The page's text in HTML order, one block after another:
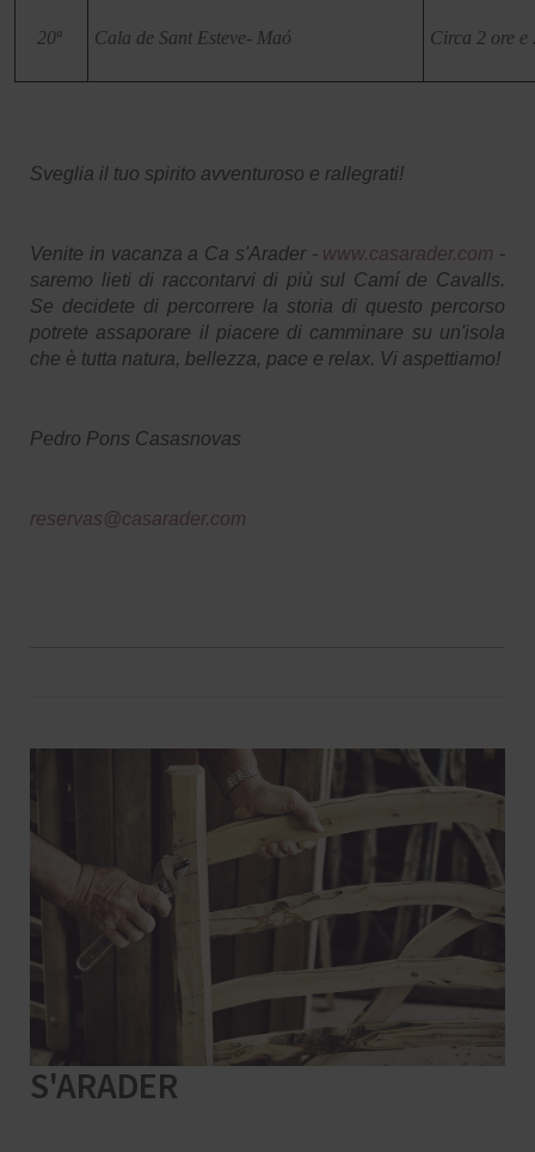
20ª Cala de Sant Esteve- Maó Circa 2 ore e
Sveglia il tuo spirito avventuroso e rallegrati!
Venite in vacanza a Ca s'Arader - www.casarader.com -
saremo lieti di raccontarvi di più sul Camí de Cavalls.
Se decidete di percorrere la storia di questo percorso
potrete assaporare il piacere di camminare su un'isola
che è tutta natura, bellezza, pace e relax. Vi aspettiamo!
Pedro Pons Casasnovas
reservas@casarader.com
S'ARADER